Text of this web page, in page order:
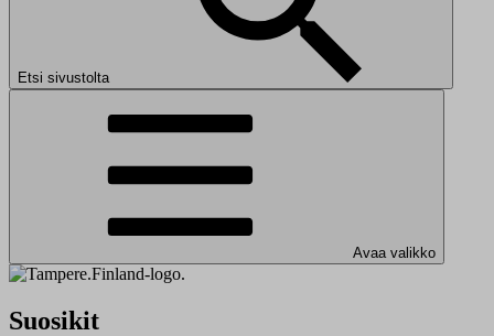
Etsi sivustolta
Avaa valikko
Suosikit